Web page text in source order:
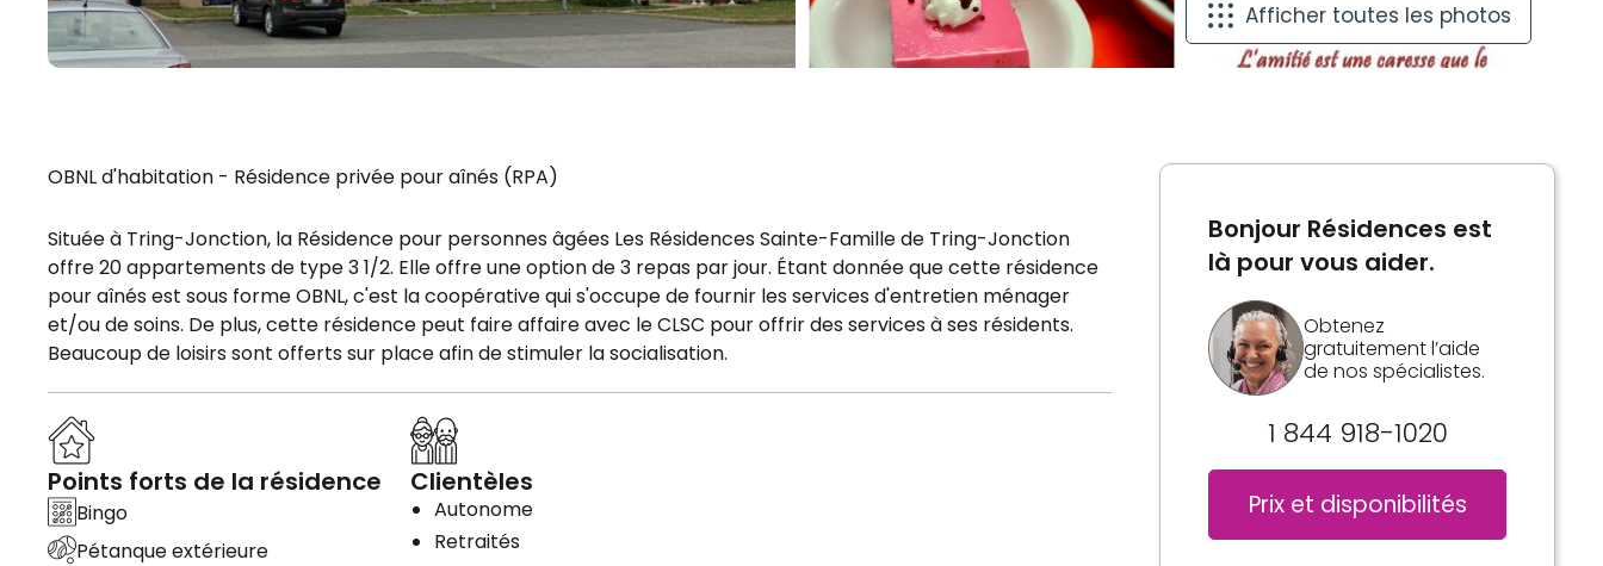
Afficher toutes les photos
OBNL d'habitation - Résidence privée pour aînés (RPA)
Située à Tring-Jonction, la Résidence pour personnes âgées Les Résidences Sainte-Famille de Tring-Jonction
offre 20 appartements de type 3 1/2. Elle offre une option de 3 repas par jour. Étant donnée que cette résidence
pour aînés est sous forme OBNL, c'est la coopérative qui s'occupe de fournir les services d'entretien ménager
et/ou de soins. De plus, cette résidence peut faire affaire avec le CLSC pour offrir des services à ses résidents.
Beaucoup de loisirs sont offerts sur place afin de stimuler la socialisation.
Points forts de la résidence
Bingo
Pétanque extérieure
Clientèles
Autonome
Retraités
Bonjour Résidences est
là pour vous aider.
Obtenez
gratuitement l’aide
de nos spécialistes.
1 844 918-1020
Prix et disponibilités